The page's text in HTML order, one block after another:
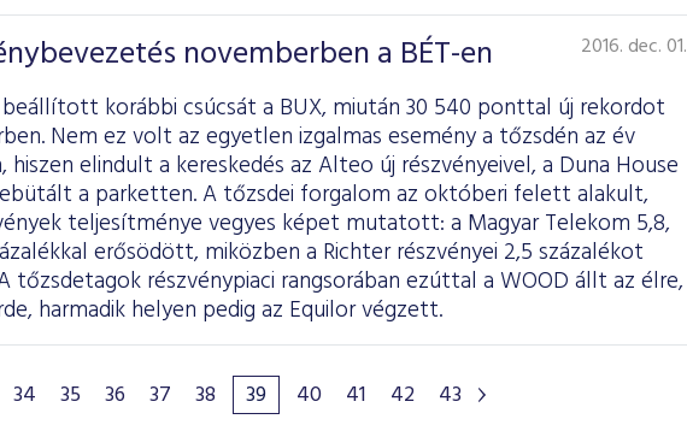
novemberben a BÉT-en 2016. dec. 01.
korábbi csúcsát a BUX, miután 30 540 ponttal új rekordot
Nem ez volt az egyetlen izgalmas esemény a tőzsdén az év
elindult a kereskedés az Alteo új részvényeivel, a Duna House
a parketten. A tőzsdei forgalom az októberi felett alakult,
teljesítménye vegyes képet mutatott: a Magyar Telekom 5,8,
erősödött, miközben a Richter részvényei 2,5 százalékot
részvénypiaci rangsorában ezúttal a WOOD állt az élre,
harmadik helyen pedig az Equilor végzett.
34 35 36 37 38 39 40 41 42 43